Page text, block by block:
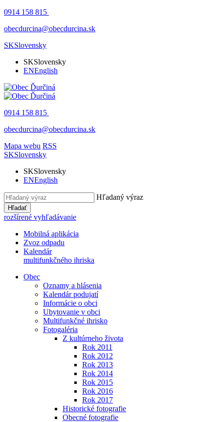
0914 158 815
obecdurcina@obecdurcina.sk
SKSlovensky
SKSlovensky
ENEnglish
0914 158 815
obecdurcina@obecdurcina.sk
Mapa webu RSS
SKSlovensky
SKSlovensky
ENEnglish
Hľadaný výraz
Hľadať
rozšírené vyhľadávanie
Mobilná aplikácia
Zvoz odpadu
Kalendár
multifunkčného ihriska
Obec
Oznamy a hlásenia
Kalendár podujatí
Informácie o obci
Ubytovanie v obci
Multifunkčné ihrisko
Fotogaléria
Z kultúrneho života
Rok 2011
Rok 2012
Rok 2013
Rok 2014
Rok 2015
Rok 2016
Rok 2017
Historické fotografie
Obecné fotografie